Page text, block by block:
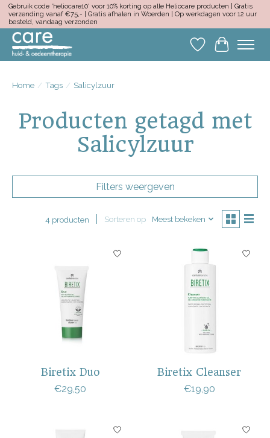
Gebruik code 'heliocare10' voor 10% korting op alle Heliocare producten | Gratis
verzending vanaf €75,- | Gratis afhalen in Woerden | Op werkdagen voor 12 uur
besteld, vandaag verzonden
Verlanglijst
Home / Tags / Salicylzuur
Producten getagd met
Salicylzuur
Filters weergeven
4 producten Sorteren op Meest bekeken
Biretix Duo
€29,50
Biretix Cleanser
€19,90